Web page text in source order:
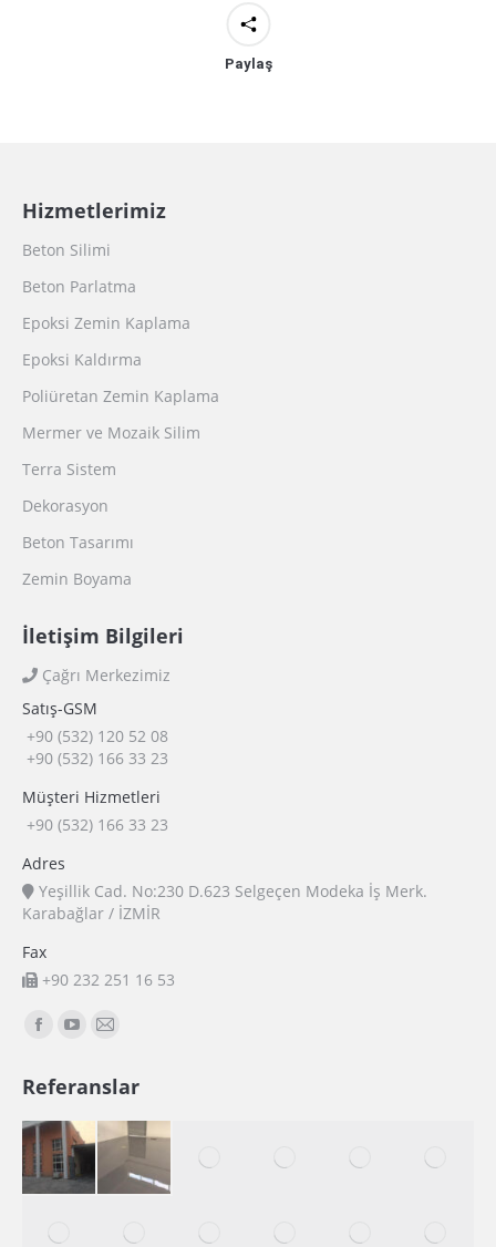
Paylaş
Hizmetlerimiz
Beton Silimi
Beton Parlatma
Epoksi Zemin Kaplama
Epoksi Kaldırma
Poliüretan Zemin Kaplama
Mermer ve Mozaik Silim
Terra Sistem
Dekorasyon
Beton Tasarımı
Zemin Boyama
İletişim Bilgileri
Çağrı Merkezimiz
Satış-GSM
+90 (532) 120 52 08
+90 (532) 166 33 23
Müşteri Hizmetleri
+90 (532) 166 33 23
Adres
Yeşillik Cad. No:230 D.623 Selgeçen Modeka İş Merk.
Karabağlar / İZMİR
Fax
+90 232 251 16 53
Find us on:
Facebook
opens
in
new
window
YouTube
opens
in
new
window
Mail
opens
in
new
window
Referanslar